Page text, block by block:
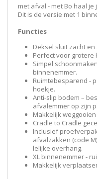
met afval - met Bo haal
Dit is de versie met 1
Functies
Deksel sluit zacht
Perfect voor grotere
Simpel
binnenemmer.
Ruimtebesparend -
hoekje.
Anti-slip bodem –
afvalemmer op zijn
Makkelijk
Cradle to Cradle
Inclusief
afvalzakken (code
lelijke overhang.
XL binnenemmer -
Makkelijk